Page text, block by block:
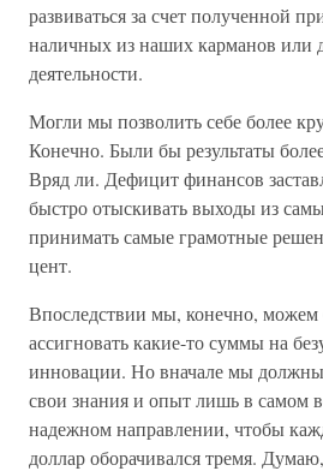
развиваться за счет полученной
наличных из наших карманов или
деятельности.
Могли мы позволить себе более
Конечно. Были бы результаты
Вряд ли. Дефицит финансов
быстро отыскивать выходы из
принимать самые грамотные
цент.
Впоследствии мы, конечно, можем
ассигновать какие-то суммы на
инновации. Но вначале мы
свои знания и опыт лишь в самом
надежном направлении, чтобы
доллар оборачивался тремя.